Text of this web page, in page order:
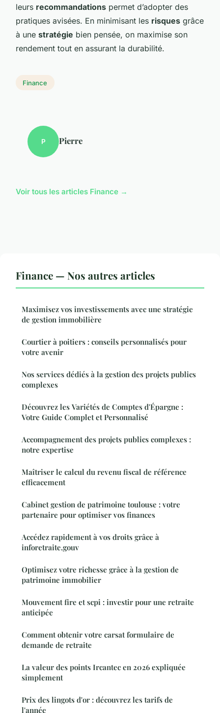
leurs recommandations permet d’adopter des
pratiques avisées. En minimisant les risques grâce
à une stratégie bien pensée, on maximise son
rendement tout en assurant la durabilité.
Finance
P Pierre
Voir tous les articles Finance →
Finance — Nos autres articles
Maximisez vos investissements avec une stratégie
de gestion immobilière
Courtier à poitiers : conseils personnalisés pour
votre avenir
Nos services dédiés à la gestion des projets publics
complexes
Découvrez les Variétés de Comptes d'Épargne :
Votre Guide Complet et Personnalisé
Accompagnement des projets publics complexes :
notre expertise
Maîtriser le calcul du revenu fiscal de référence
efficacement
Cabinet gestion de patrimoine toulouse : votre
partenaire pour optimiser vos finances
Accédez rapidement à vos droits grâce à
inforetraite.gouv
Optimisez votre richesse grâce à la gestion de
patrimoine immobilier
Mouvement fire et scpi : investir pour une retraite
anticipée
Comment obtenir votre carsat formulaire de
demande de retraite
La valeur des points Ircantec en 2026 expliquée
simplement
Prix des lingots d'or : découvrez les tarifs de
l'année